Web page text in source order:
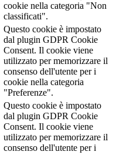
cookie nella categoria "Non
classificati".
Questo cookie è impostato
dal plugin GDPR Cookie
Consent. Il cookie viene
utilizzato per memorizzare il
consenso dell'utente per i
cookie nella categoria
"Preferenze".
Questo cookie è impostato
dal plugin GDPR Cookie
Consent. Il cookie viene
utilizzato per memorizzare il
consenso dell'utente per i